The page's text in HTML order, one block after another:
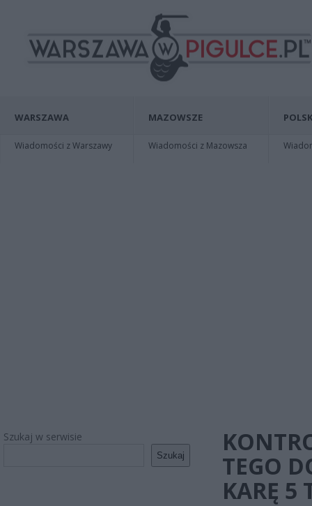
WARSZAWA
Wiadomości z Warszawy
MAZOWSZE
Wiadomości z Mazowsza
Szukaj w serwisie
Szukaj
TEGO
KARĘ 5